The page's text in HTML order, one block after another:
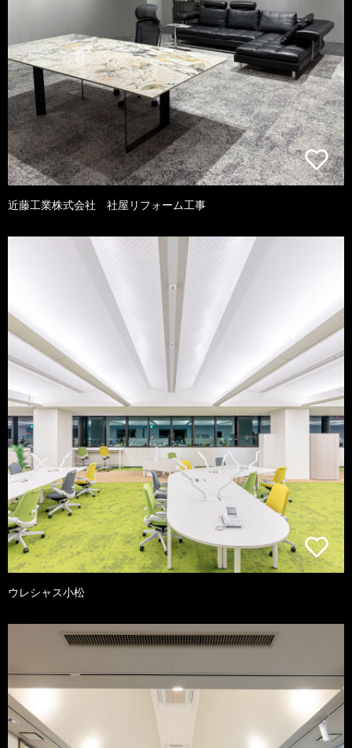
近藤工業株式会社 社屋リフォーム工事
ウレシャス小松